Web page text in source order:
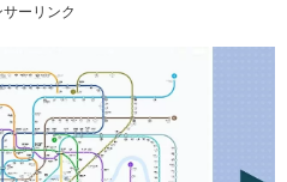
サーリンク